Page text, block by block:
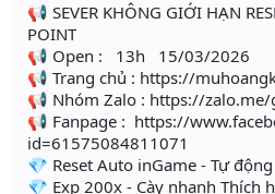
📢 SEVER KHÔNG GIỚI HẠN
POINT
📢 Open : 13h 15/03/2026
📢 Trang chủ : https://
📢 Nhóm Zalo : https://
📢 Fanpage : https://
id=61575084811071
💎 Reset Auto inGame - Tự
💎 Exp 200x - Cày nhanh Thích